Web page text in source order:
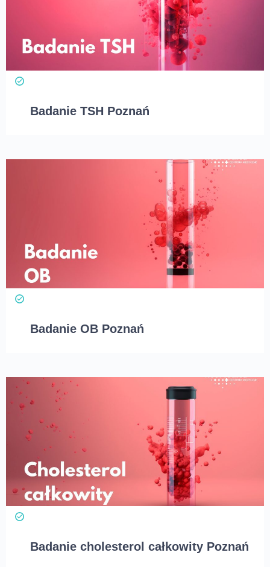
Badanie TSH Poznań
Badanie OB Poznań
Badanie cholesterol całkowity Poznań